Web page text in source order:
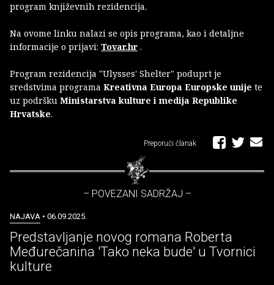
program književnih rezidencija.
Na ovome linku nalazi se opis programa, kao i detaljne
informacije o prijavi: Tovar.hr .
Program rezidencija "Ulysses' Shelter" poduprt je
sredstvima programa Kreativna Europa Europske unije te
uz podršku Ministarstva kulture i medija Republike
Hrvatske.
Preporuči članak
– POVEZANI SADRŽAJ –
NAJAVA • 06.09.2025.
Predstavljanje novog romana Roberta
Međurečanina 'Tako neka bude' u Tvornici
kulture